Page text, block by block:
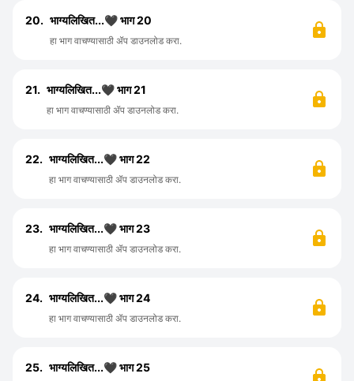
20. भाग्यलिखित...🖤 भाग 20
हा भाग वाचण्यासाठी ॲप डाउनलोड करा.
21. भाग्यलिखित...🖤 भाग 21
हा भाग वाचण्यासाठी ॲप डाउनलोड करा.
22. भाग्यलिखित...🖤 भाग 22
हा भाग वाचण्यासाठी ॲप डाउनलोड करा.
23. भाग्यलिखित...🖤 भाग 23
हा भाग वाचण्यासाठी ॲप डाउनलोड करा.
24. भाग्यलिखित...🖤 भाग 24
हा भाग वाचण्यासाठी ॲप डाउनलोड करा.
25. भाग्यलिखित...🖤 भाग 25